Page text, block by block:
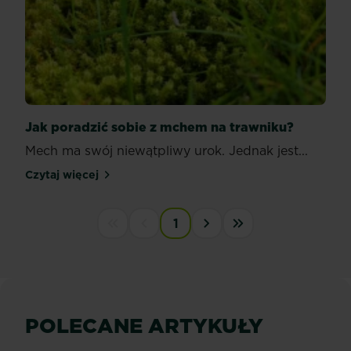
Jak poradzić sobie z mchem na trawniku?
Mech ma swój niewątpliwy urok. Jednak jest...
Czytaj więcejJak poradzić sobie z mchem na trawniku?
First disabled
Previous disabled
1
POLECANE ARTYKUŁY